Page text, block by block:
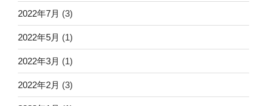
2022年7月 (3)
2022年5月 (1)
2022年3月 (1)
2022年2月 (3)